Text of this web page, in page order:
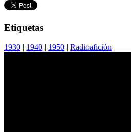
Etiquetas
1930 | 1940 | 1950 | Radioafición